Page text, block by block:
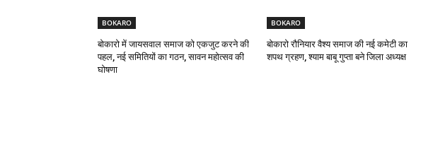
BOKARO
बोकारो में जायसवाल समाज को एकजुट करने की
पहल, नई समितियों का गठन, सावन महोत्सव की
घोषणा
BOKARO
बोकारो रौनियार वैश्य समाज की नई कमेटी का
शपथ ग्रहण, श्याम बाबू गुप्ता बने जिला अध्यक्ष